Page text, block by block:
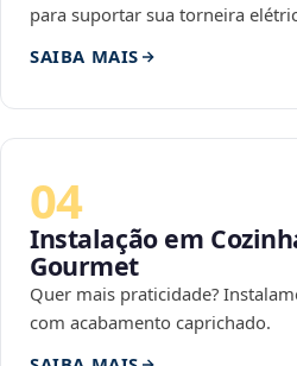
para suportar sua torneira
SAIBA MAIS
04
Instalação em
Gourmet
Quer mais praticidade?
com acabamento caprichado.